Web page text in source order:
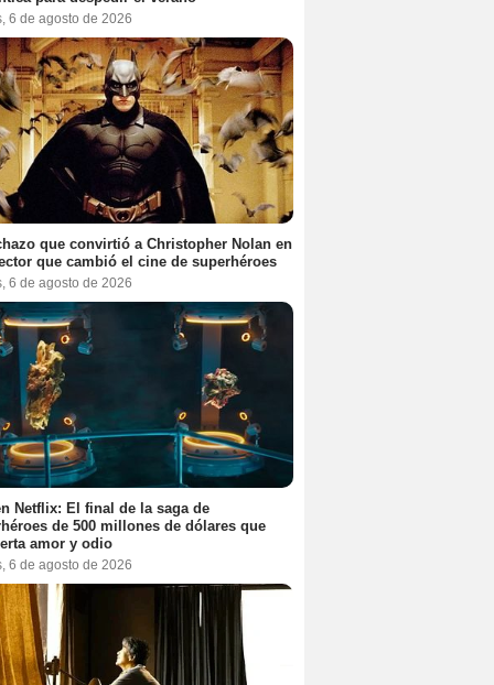
6 de agosto de 2026
que convirtió a Christopher Nolan en
que cambió el cine de superhéroes
6 de agosto de 2026
Netflix: El final de la saga de
de 500 millones de dólares que
amor y odio
6 de agosto de 2026